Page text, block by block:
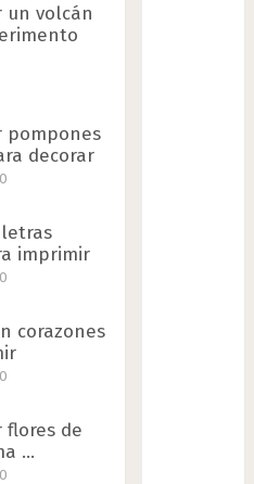
un volcán
pompones
decorar
0
imprimir
0
corazones
0
flores de
…
0